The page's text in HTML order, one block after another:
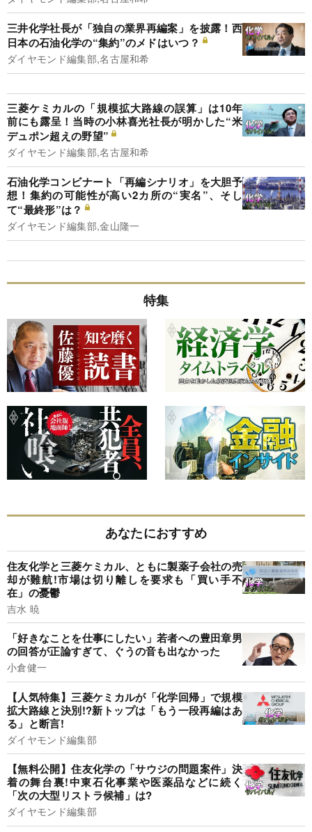
三井化学社長が「独自の業界再編案」を披露！西
日本の石油化学の“集約”のメドはいつ？
ダイヤモンド編集部,名古屋和希
三菱ケミカルの「規模拡大路線の誤算」は10年
前にも露呈！当時の小林喜光社長が明かした“米
デュポン超えの野望”
ダイヤモンド編集部,名古屋和希
石油化学コンビナート「再編シナリオ」を大胆予
想！集約の可能性が高い2カ所の“実名”、そし
て“最終形”は？
ダイヤモンド編集部,金山隆一
特集
あなたにおすすめ
住友化学と三菱ケミカル、ともに製薬子会社の売
却が難航!市場は切り離しを要求も「買い手不
在」の憂鬱
吉水 暁
「好きなことを仕事にしたい」若者への豊田章男
の回答が正論すぎて、ぐうの音も出なかった
小倉健一
【人気特集】三菱ケミカルが「化学回帰」で規模
拡大路線と決別!?新トップは「もう一段再編はあ
る」と断言!
ダイヤモンド編集部
【無料公開】住友化学の「サウジの問題案件」決
着の舞台裏!中東石化事業や医薬品などに続く
「次の大型リストラ候補」は?
ダイヤモンド編集部